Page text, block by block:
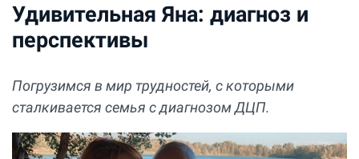
Удивительная Яна: диагноз и
перспективы
Погрузимся в мир трудностей, с которыми
сталкивается семья с диагнозом ДЦП.